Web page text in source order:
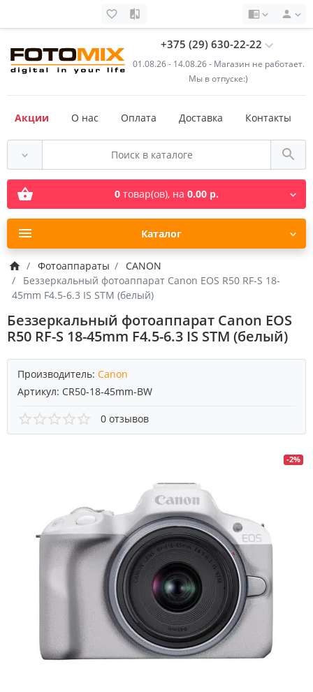
+375 (29) 630-22-22
01.08.26 - 14.08.26 - Магазин не работает.
Мы в отпуске:)
Акции О нас Оплата Доставка Контакты
0товар(ов), на 0.00 р.
Каталог
Фотоаппараты
CANON
Беззеркальный фотоаппарат Canon EOS R50 RF-S 18-
45mm F4.5-6.3 IS STM (белый)
Беззеркальный фотоаппарат Canon EOS
R50 RF-S 18-45mm F4.5-6.3 IS STM (белый)
Производитель: Canon
Артикул: CR50-18-45mm-BW
0 отзывов
-2%